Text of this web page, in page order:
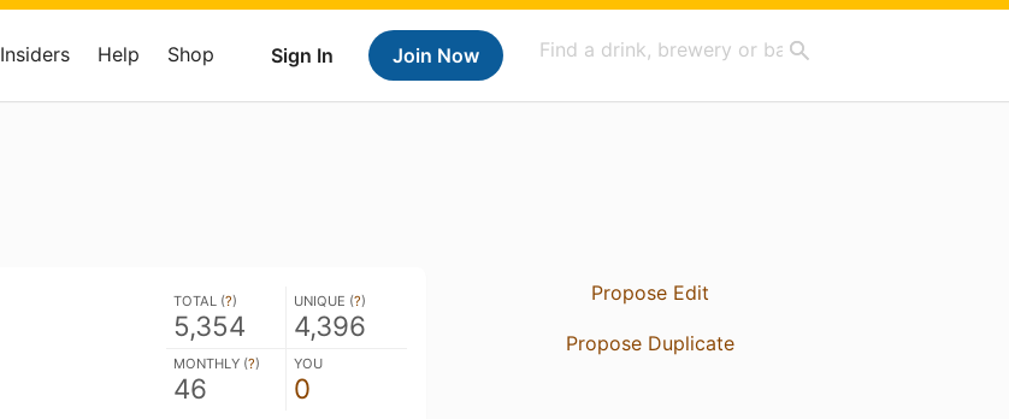
Sign In Join Now
Insiders Help Shop
TOTAL (?)
5,354
UNIQUE (?)
4,396
MONTHLY (?)
46
YOU
0
Propose Edit
Propose Duplicate